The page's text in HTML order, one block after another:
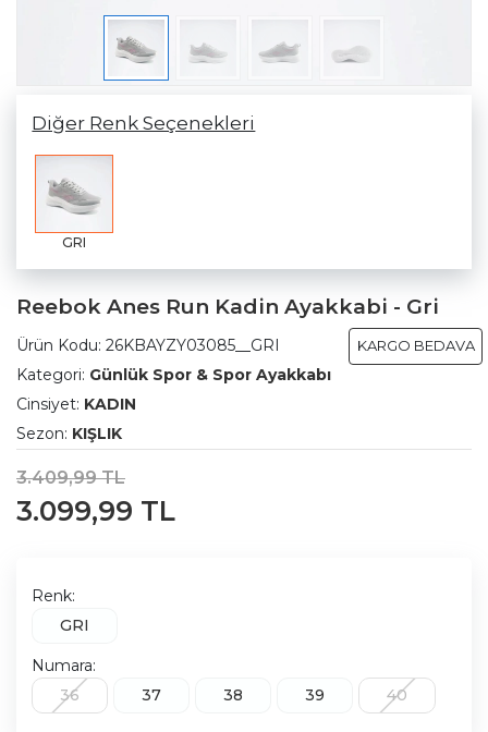
Diğer Renk Seçenekleri
GRI
Reebok Anes Run Kadin Ayakkabi - Gri
KARGO BEDAVA
Ürün Kodu: 26KBAYZY03085__GRI
Kategori: Günlük Spor & Spor Ayakkabı
Cinsiyet: KADIN
Sezon: KIŞLIK
3.409,99 TL
3.099,99 TL
Renk:
GRI
Numara:
36
37 38 39 40